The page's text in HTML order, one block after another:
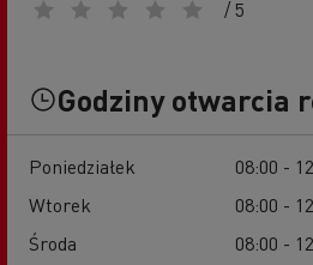
/ 5
Godziny otwarcia
Poniedziałek
08:00 -
Wtorek
08:00 -
Środa
08:00 -